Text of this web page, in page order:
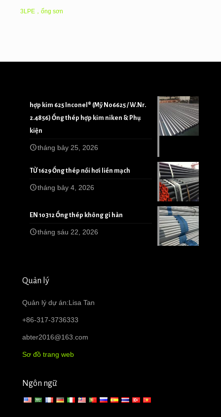
3LPE，ống sơn
hợp kim 625 Inconel® (Mỹ N06625 / W.Nr.
2.4856) Ống thép hợp kim niken & Phụ
kiện
tháng bảy 25, 2026
TỪ 1629 Ống thép nồi hơi liền mạch
tháng bảy 4, 2026
EN 10312 Ống thép không gỉ hàn
tháng sáu 22, 2026
Quản lý
Quản lý dự án:Lisa Tan
+86-317-3736333
abter2016@163.com
Sơ đồ trang web
Ngôn ngữ